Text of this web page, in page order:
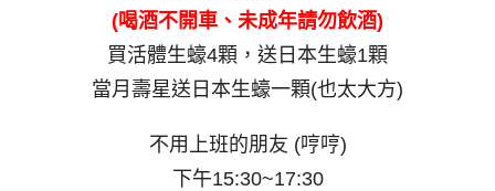
(喝酒不開車、未成年請勿飲酒)
買活體生蠔4顆，送日本生蠔1顆
當月壽星送日本生蠔一顆(也太大方)
不用上班的朋友 (哼哼)
下午15:30~17:30